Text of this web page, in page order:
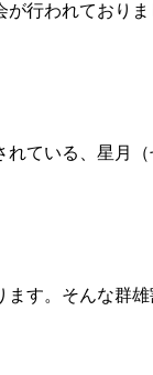
行われており
ている、星月
す。そんな群